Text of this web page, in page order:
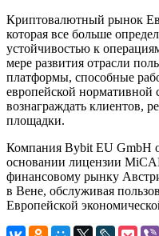
Криптовалютный рынок
которая все больше
устойчивостью к
мере развития отрасли
платформы, способные
европейской нормативной
вознаграждать клиентов,
площадки.
Компания Bybit EU GmbH
основании лицензии
финансовому рынку
в Вене, обслуживая
Европейской